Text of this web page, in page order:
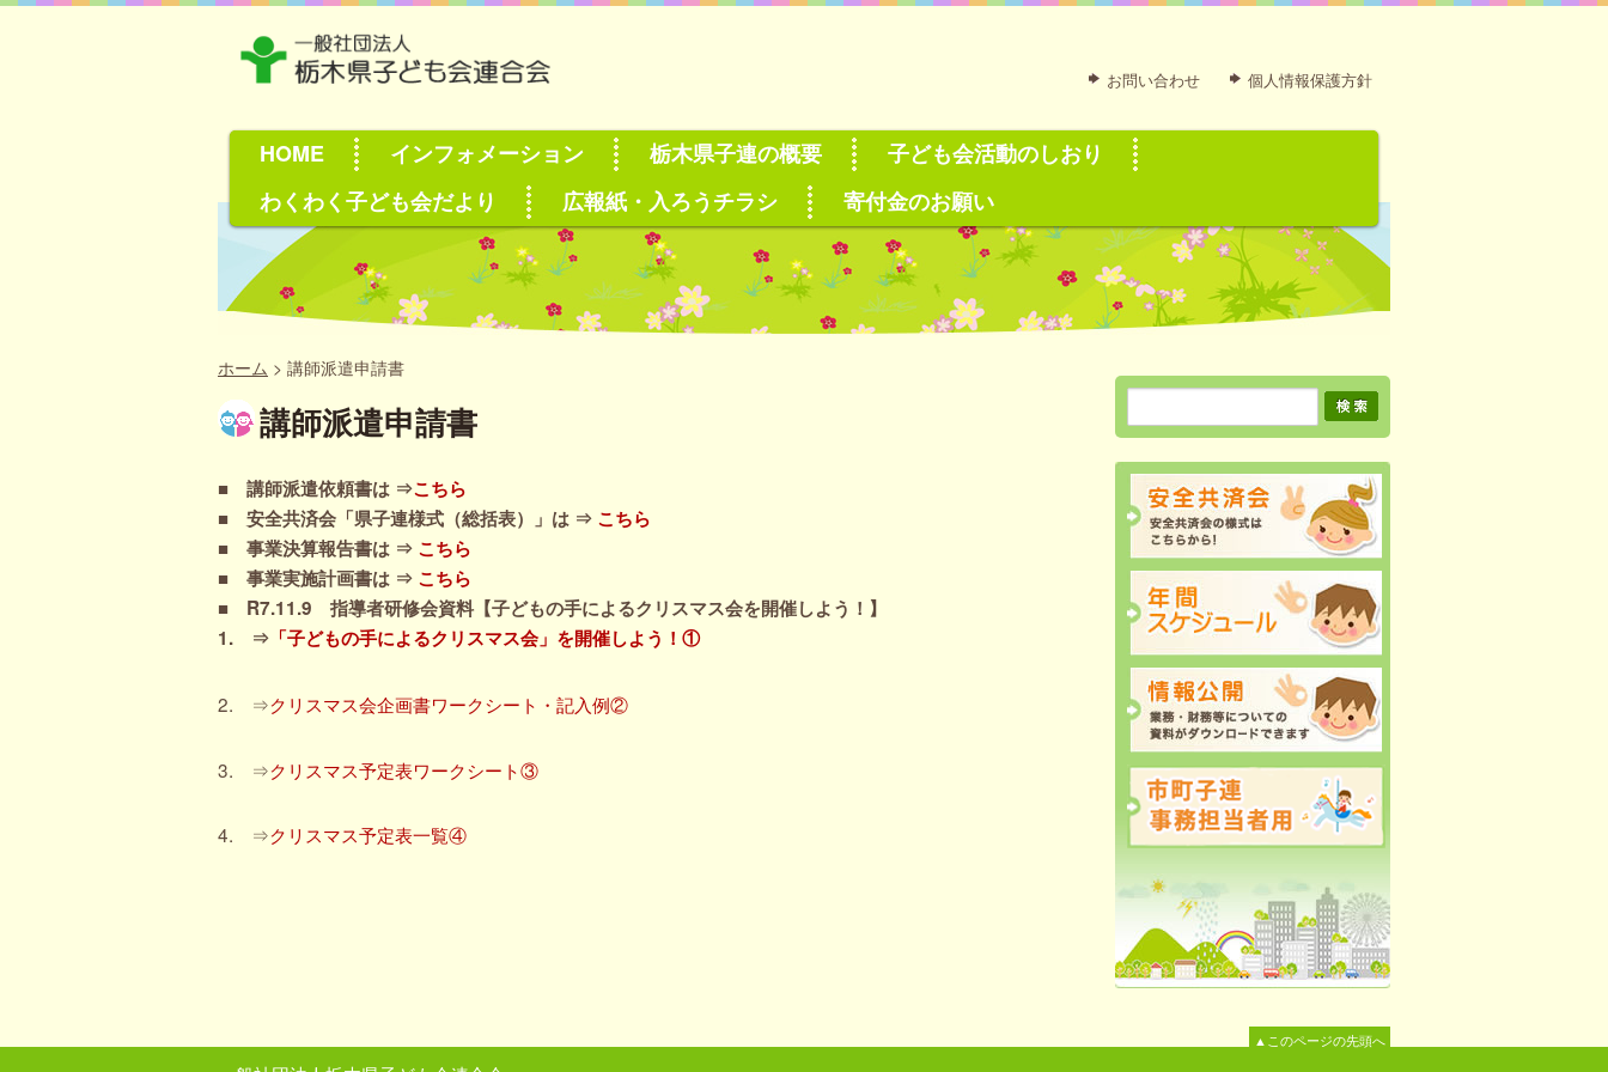
お問い合わせ 個人情報保護方針
HOME インフォメーション 栃木県子連の概要
子ども会活動のしおり
わくわく子ども会だより
広報紙・入ろうチラシ 寄付金のお願い
ホーム > 講師派遣申請書
講師派遣申請書
■ 講師派遣依頼書は ⇒こちら
■ 安全共済会「県子連様式（総括表）」は ⇒ こちら
■ 事業決算報告書は ⇒ こちら
■ 事業実施計画書は ⇒ こちら
■ R7.11.9 指導者研修会資料【子どもの手によるクリスマス会を開催しよう！】
1. ⇒ 「子どもの手によるクリスマス会」を開催しよう！①
2. ⇒クリスマス会企画書ワークシート・記入例②
3. ⇒クリスマス予定表ワークシート③
4. ⇒クリスマス予定表一覧④
▲このページの先頭へ